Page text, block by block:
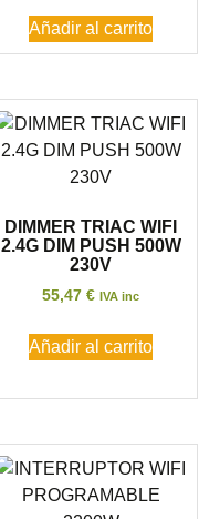
Añadir al carrito
DIMMER TRIAC WIFI
2.4G DIM PUSH 500W
230V
55,47 € IVA inc
Añadir al carrito